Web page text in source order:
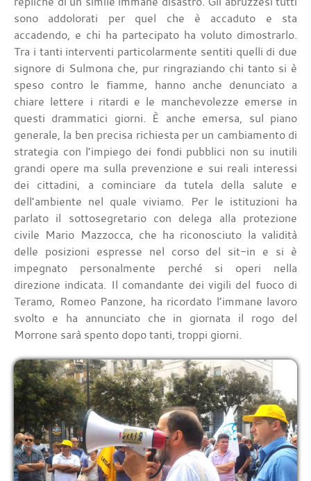
sono addolorati per quel che è accaduto e sta
accadendo, e chi ha partecipato ha voluto dimostrarlo.
Tra i tanti interventi particolarmente sentiti quelli di due
signore di Sulmona che, pur ringraziando chi tanto si è
speso contro le fiamme, hanno anche denunciato a
chiare lettere i ritardi e le manchevolezze emerse in
questi drammatici giorni. È anche emersa, sul piano
generale, la ben precisa richiesta per un cambiamento di
strategia con l’impiego dei fondi pubblici non su inutili
grandi opere ma sulla prevenzione e sui reali interessi
dei cittadini, a cominciare da tutela della salute e
dell’ambiente nel quale viviamo. Per le istituzioni ha
parlato il sottosegretario con delega alla protezione
civile Mario Mazzocca, che ha riconosciuto la validità
delle posizioni espresse nel corso del sit-in e si è
impegnato personalmente perché si operi nella
direzione indicata. Il comandante dei vigili del fuoco di
Teramo, Romeo Panzone, ha ricordato l’immane lavoro
svolto e ha annunciato che in giornata il rogo del
Morrone sarà spento dopo tanti, troppi giorni.